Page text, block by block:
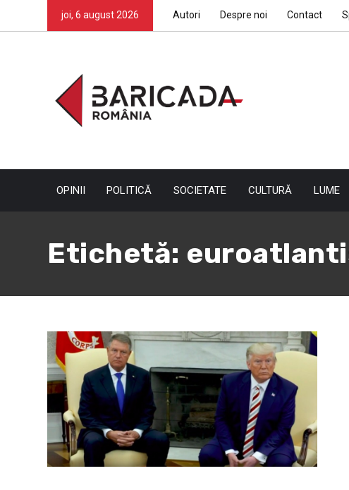
joi, 6 august 2026 Autori Despre noi Contact
OPINII POLITICĂ SOCIETATE CULTURĂ LUME
Etichetă: